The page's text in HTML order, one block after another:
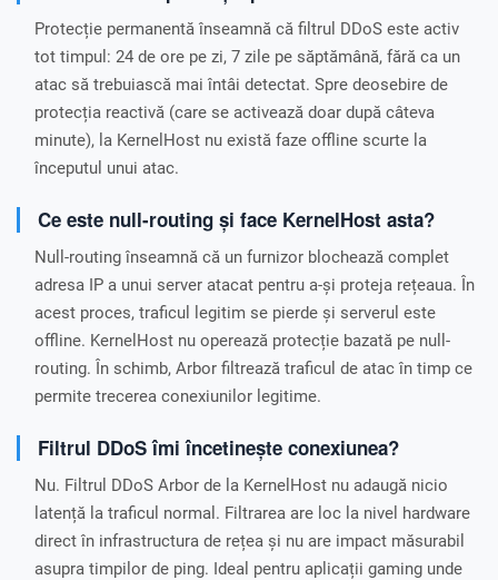
Protecție permanentă înseamnă că filtrul DDoS este activ
tot timpul: 24 de ore pe zi, 7 zile pe săptămână, fără ca un
atac să trebuiască mai întâi detectat. Spre deosebire de
protecția reactivă (care se activează doar după câteva
minute), la KernelHost nu există faze offline scurte la
începutul unui atac.
Ce este null-routing și face KernelHost asta?
Null-routing înseamnă că un furnizor blochează complet
adresa IP a unui server atacat pentru a-și proteja rețeaua. În
acest proces, traficul legitim se pierde și serverul este
offline. KernelHost nu operează protecție bazată pe null-
routing. În schimb, Arbor filtrează traficul de atac în timp ce
permite trecerea conexiunilor legitime.
Filtrul DDoS îmi încetinește conexiunea?
Nu. Filtrul DDoS Arbor de la KernelHost nu adaugă nicio
latență la traficul normal. Filtrarea are loc la nivel hardware
direct în infrastructura de rețea și nu are impact măsurabil
asupra timpilor de ping. Ideal pentru aplicații gaming unde